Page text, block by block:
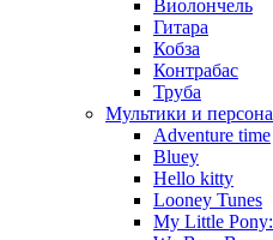
Виолончель
Гитара
Кобза
Контрабас
Труба
Мультики и
Adventure time
Bluey
Hello kitty
Looney Tunes
My Little